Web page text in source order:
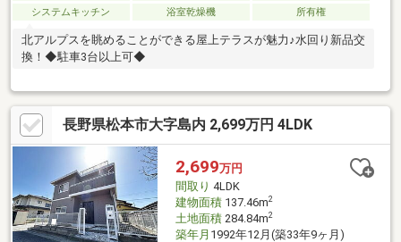
システムキッチン
浴室乾燥機 所有権
北アルプスを眺めることができる屋上テラスが魅力♪水回り新品交
換！◆駐車3台以上可◆
長野県松本市大字島内 2,699万円 4LDK
2,699万円
間取り 4LDK
建物面積137.46m2
土地面積284.84m2
築年月 1992年12月(築33年9ヶ月)